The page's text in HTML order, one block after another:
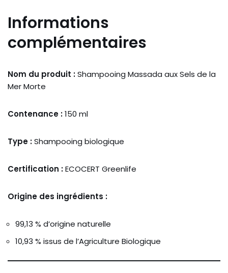
Informations
complémentaires
Nom du produit :Shampooing Massada aux Sels de la
Mer Morte
Contenance :150 ml
Type :Shampooing biologique
Certification :ECOCERT Greenlife
Origine des ingrédients :
99,13 % d’origine naturelle
10,93 % issus de l’Agriculture Biologique